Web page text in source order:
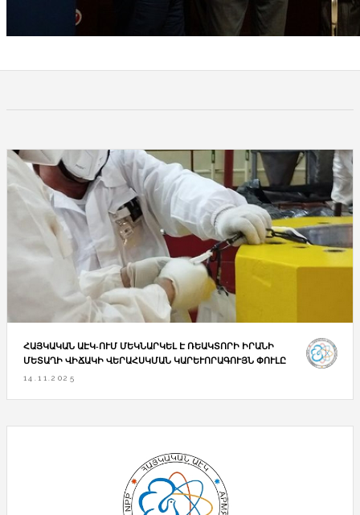
ՀԱՅԿԱԿԱՆ ԱԷԿ-ՈՒՄ ՄԵԿՆԱՐԿԵԼ Է ՌԵԱԿՏՈՐԻ ԻՐԱՆԻ
ՄԵՏԱՂԻ ՎԻՃԱԿԻ ՎԵՐԱՀՍԿՄԱՆ ԿԱՐԵՒՈՐԱԳՈՒՅՆ ՓՈՒԼԸ
14.11.2025